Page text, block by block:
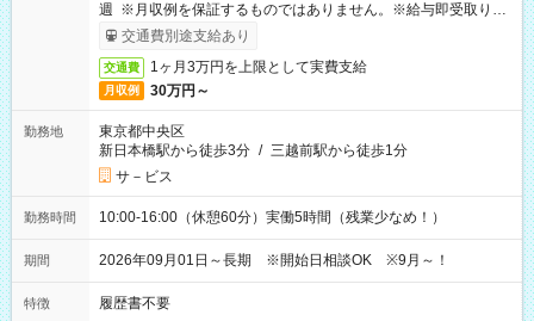
週 ※月収例を保証するものではありません。※給与即受取りサ
ービス利用可（利用条件有）
交通費別途支給あり
交通費 1ヶ月3万円を上限として実費支給
月収例 30万円～
勤務地
東京都中央区
新日本橋駅から徒歩3分 / 三越前駅から徒歩1分
サ－ビス
勤務時間 10:00-16:00（休憩60分）実働5時間（残業少なめ！）
期間 2026年09月01日～長期 ※開始日相談OK ※9月～！
特徴 履歴書不要